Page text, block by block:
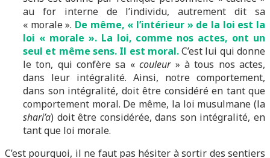
au for interne de l’individu, autrement dit sa
« morale ». De même, « l’intérieur » de la loi est la
loi « morale ». La loi, comme nos actes, ont un
seul et même sens. Il est moral.C’est lui qui donne
le ton, qui confère sa «couleur» à tous nos actes,
dans leur intégralité. Ainsi, notre comportement,
dans son intégralité, doit être considéré en tant que
comportement moral. De même, la loi musulmane (la
shari’a) doit être considérée, dans son intégralité, en
tant que loi morale.
C’est pourquoi, il ne faut pas hésiter à sortir des sentiers